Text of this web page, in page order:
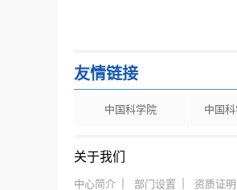
友情链接
中国科学院 中国
关于我们
中心简介 部门设置 资质证明